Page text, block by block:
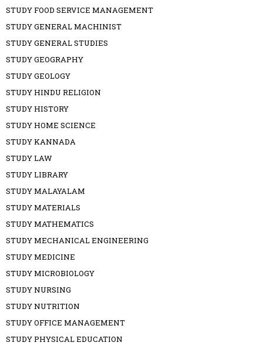
STUDY FOOD SERVICE MANAGEMENT
STUDY GENERAL MACHINIST
STUDY GENERAL STUDIES
STUDY GEOGRAPHY
STUDY GEOLOGY
STUDY HINDU RELIGION
STUDY HISTORY
STUDY HOME SCIENCE
STUDY KANNADA
STUDY LAW
STUDY LIBRARY
STUDY MALAYALAM
STUDY MATERIALS
STUDY MATHEMATICS
STUDY MECHANICAL ENGINEERING
STUDY MEDICINE
STUDY MICROBIOLOGY
STUDY NURSING
STUDY NUTRITION
STUDY OFFICE MANAGEMENT
STUDY PHYSICAL EDUCATION